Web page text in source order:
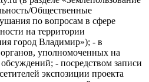
Общественные
по вопросам в сфере
на территории
город Владимир»); - в
уполномоченных на
- посредством записи
экспозиции проекта